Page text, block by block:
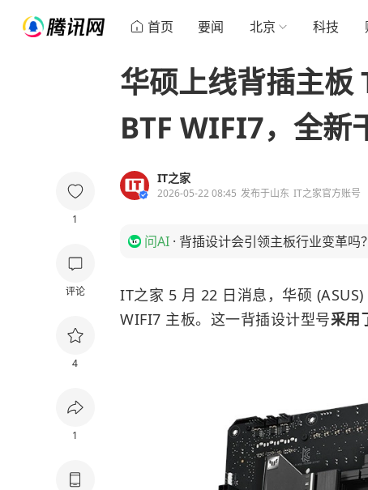
首页 要闻 北京 科技
1
评论
4
1
华硕上线背插主
BTF WIFI7，全新
IT之家
2026-05-22 08:45 发布于山东 IT之家官方账号
问AI · 背插设计会引领主板行业变革吗？
IT之家 5 月 22 日消息，华硕
WIFI7 主板。这一背插设计型号采用